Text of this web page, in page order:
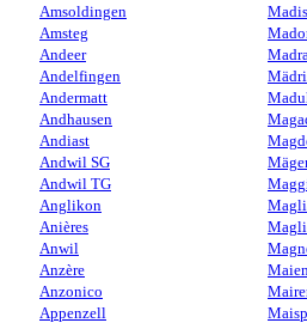
Amsoldingen
Amsteg
Andeer
Andelfingen
Andermatt
Andhausen
Andiast
Andwil SG
Andwil TG
Anglikon
Anières
Anwil
Anzère
Anzonico
Appenzell